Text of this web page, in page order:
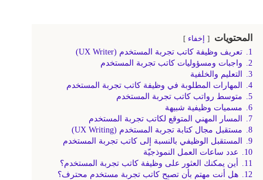
المحتويات إخفاء
1.
تعريف وظيفة كاتب تجربة المستخدم (UX Writer)
2.
واجبات ومسؤوليات كاتب تجربة المستخدم
3.
التعليم والخلفية
4.
المهارات المطلوبة في وظيفة كاتب تجربة المستخدم
5.
متوسط رواتب كاتب تجربة المستخدم
6.
مسميات وظيفية شبيهة
7.
المسار المهني المتوقع لكاتب تجربة المستخدم
8.
مستقبل مجال كتابة تجربة المستخدم (UX Writing)
9.
المستقبل الوظيفي بالنسبة إلى كاتب تجربة المستخدم
10.
عدد ساعات العمل النموذجيّة
11.
أين يمكنك العثور على وظيفة كاتب تجربة المستخدم؟
12.
هل أنت مهتم بأن تصبح كاتب تجربة مستخدم محترف؟